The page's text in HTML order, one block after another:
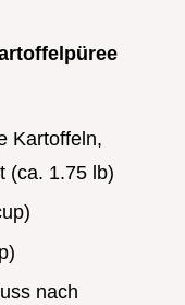
Kartoffeln,
(ca. 1.75 lb)
nach